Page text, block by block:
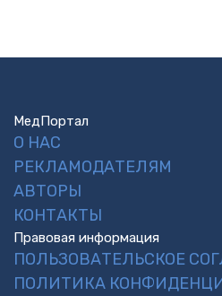
МедПортал
О НАС
РЕКЛАМОДАТЕЛЯМ
АВТОРЫ
КОНТАКТЫ
Правовая информация
ПОЛЬЗОВАТЕЛЬСКОЕ
ПОЛИТИКА